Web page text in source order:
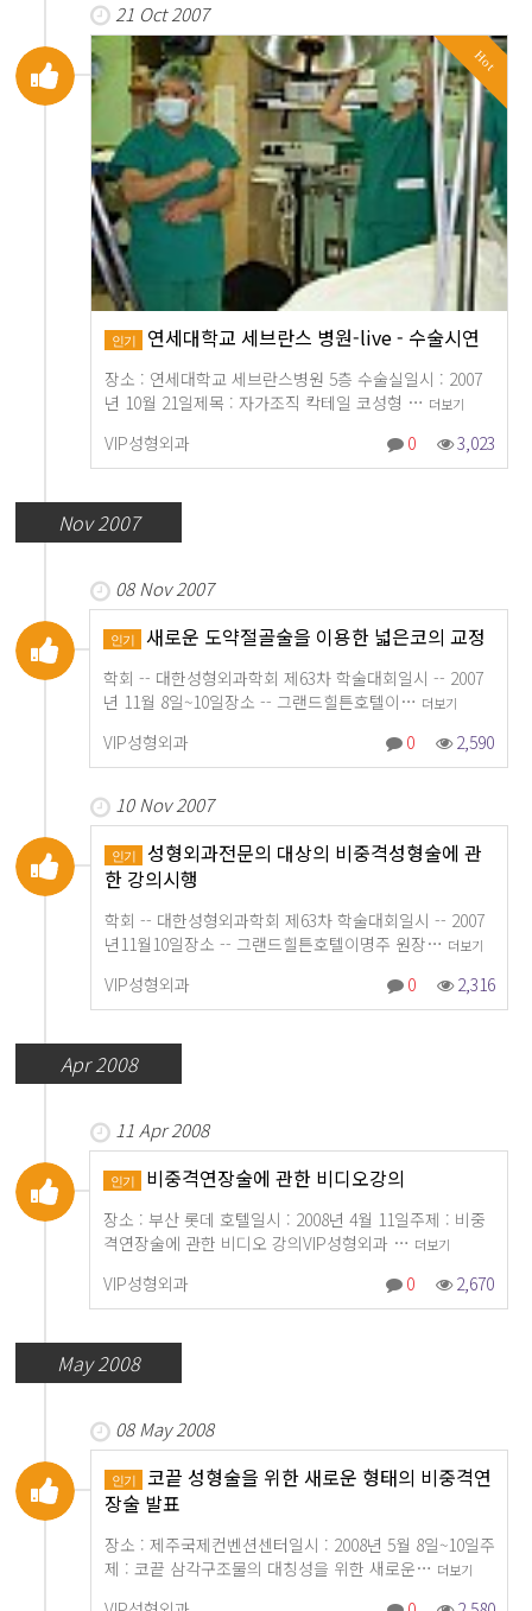
21 Oct 2007
Hot
인기 연세대학교 세브란스 병원-live - 수술시연
장소 : 연세대학교 세브란스병원 5층 수술실일시 : 2007
년 10월 21일제목 : 자가조직 칵테일 코성형 … 더보기
VIP성형외과 0 3,023
Nov 2007
08 Nov 2007
인기 새로운 도약절골술을 이용한 넓은코의 교정
학회 -- 대한성형외과학회 제63차 학술대회일시 -- 2007
년 11월 8일~10일장소 -- 그랜드힐튼호텔이… 더보기
VIP성형외과 0 2,590
10 Nov 2007
인기 성형외과전문의 대상의 비중격성형술에 관
한 강의시행
학회 -- 대한성형외과학회 제63차 학술대회일시 -- 2007
년11월10일장소 -- 그랜드힐튼호텔이명주 원장… 더보기
VIP성형외과 0 2,316
Apr 2008
11 Apr 2008
인기 비중격연장술에 관한 비디오강의
장소 : 부산 롯데 호텔일시 : 2008년 4월 11일주제 : 비중
격연장술에 관한 비디오 강의VIP성형외과 … 더보기
VIP성형외과 0 2,670
May 2008
08 May 2008
인기 코끝 성형술을 위한 새로운 형태의 비중격연
장술 발표
장소 : 제주국제컨벤션센터일시 : 2008년 5월 8일~10일주
제 : 코끝 삼각구조물의 대칭성을 위한 새로운… 더보기